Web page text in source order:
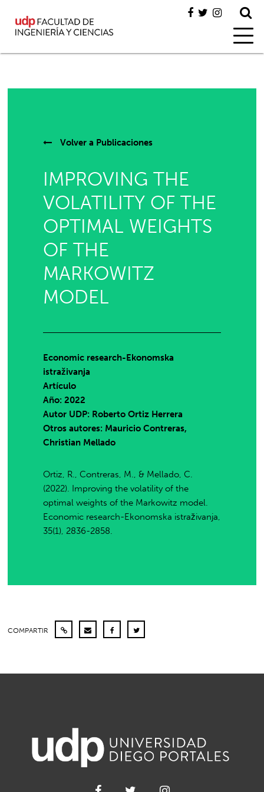
Volver a Publicaciones
IMPROVING THE
VOLATILITY OF THE
OPTIMAL WEIGHTS
OF THE
MARKOWITZ
MODEL
Economic research-Ekonomska
istraživanja
Artículo
Año: 2022
Autor UDP: Roberto Ortiz Herrera
Otros autores: Mauricio Contreras,
Christian Mellado
Ortiz, R., Contreras, M., & Mellado, C.
(2022). Improving the volatility of the
optimal weights of the Markowitz model.
Economic research-Ekonomska istraživanja,
35(1), 2836-2858.
COMPARTIR